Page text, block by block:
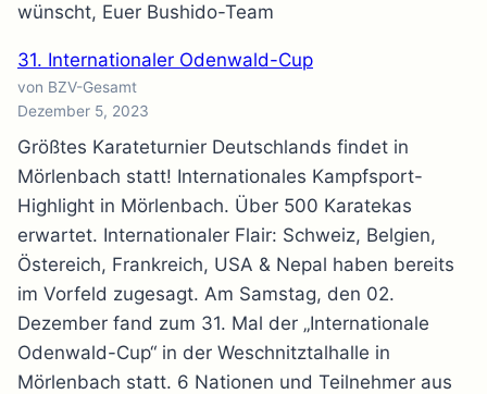
wünscht, Euer Bushido-Team
31. Internationaler Odenwald-Cup
von BZV-Gesamt
Dezember 5, 2023
Größtes Karateturnier Deutschlands findet in
Mörlenbach statt! Internationales Kampfsport-
Highlight in Mörlenbach. Über 500 Karatekas
erwartet. Internationaler Flair: Schweiz, Belgien,
Östereich, Frankreich, USA & Nepal haben bereits
im Vorfeld zugesagt. Am Samstag, den 02.
Dezember fand zum 31. Mal der „Internationale
Odenwald-Cup“ in der Weschnitztalhalle in
Mörlenbach statt. 6 Nationen und Teilnehmer aus